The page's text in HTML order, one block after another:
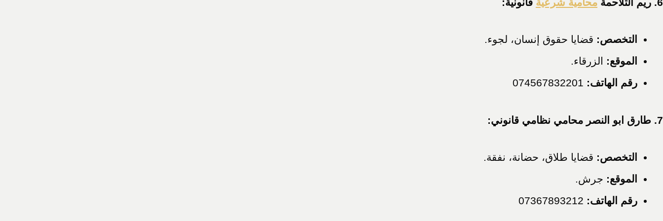
التخصص: قضايا حقوق إنسان، لجوء.
الموقع:
الزرقاء.
رقم الهاتف:
7. طارق ابو النصر محامي نظامي قانوني:
التخصص: قضايا طلاق، حضانة، نفقة.
الموقع: جرش.
رقم الهاتف: